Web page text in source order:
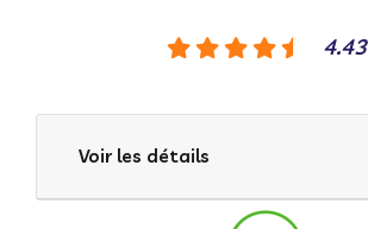
4.43
Voir les détails